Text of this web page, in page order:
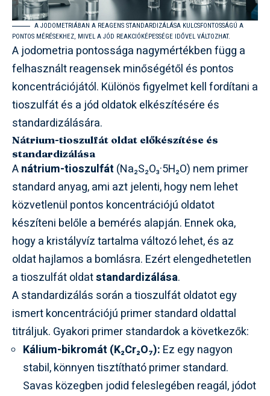
A JODOMETRIÁBAN A REAGENS STANDARDIZÁLÁSA KULCSFONTOSSÁGÚ A
PONTOS MÉRÉSEKHEZ, MIVEL A JÓD REAKCIÓKÉPESSÉGE IDŐVEL VÁLTOZHAT.
A jodometria pontossága nagymértékben függ a
felhasznált reagensek minőségétől és pontos
koncentrációjától. Különös figyelmet kell fordítani a
tioszulfát és a jód oldatok elkészítésére és
standardizálására.
Nátrium-tioszulfát oldat előkészítése és
standardizálása
Anátrium-tioszulfát (Na₂S₂O₃·5H₂O) nem primer
standard anyag, ami azt jelenti, hogy nem lehet
közvetlenül pontos koncentrációjú oldatot
készíteni belőle a bemérés alapján. Ennek oka,
hogy a kristályvíz tartalma változó lehet, és az
oldat hajlamos a bomlásra. Ezért elengedhetetlen
a tioszulfát oldatstandardizálása.
A standardizálás során a tioszulfát oldatot egy
ismert koncentrációjú primer standard oldattal
titráljuk. Gyakori primer standardok a következők:
Kálium-bikromát (K₂Cr₂O₇): Ez egy nagyon
stabil, könnyen tisztítható primer standard.
Savas közegben jodid feleslegében reagál, jódot